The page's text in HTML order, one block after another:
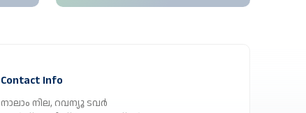
Contact Info
നാലാം നില, റവന്യൂ ടവർ